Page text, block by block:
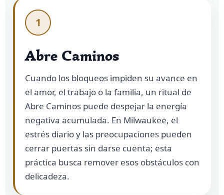
1
Abre Caminos
Cuando los bloqueos impiden su avance en
el amor, el trabajo o la familia, un ritual de
Abre Caminos puede despejar la energía
negativa acumulada. En Milwaukee, el
estrés diario y las preocupaciones pueden
cerrar puertas sin darse cuenta; esta
práctica busca remover esos obstáculos con
delicadeza.